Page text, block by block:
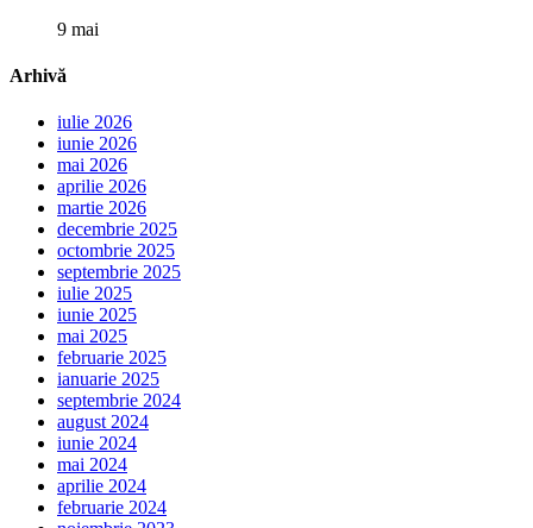
9 mai
Arhivă
iulie 2026
iunie 2026
mai 2026
aprilie 2026
martie 2026
decembrie 2025
octombrie 2025
septembrie 2025
iulie 2025
iunie 2025
mai 2025
februarie 2025
ianuarie 2025
septembrie 2024
august 2024
iunie 2024
mai 2024
aprilie 2024
februarie 2024